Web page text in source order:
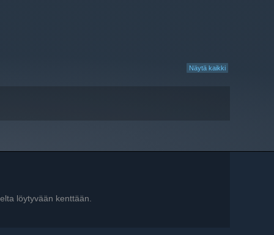
Näytä kaikki
löytyvään kenttään.